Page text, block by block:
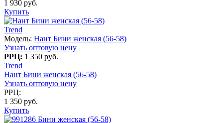
1 930 руб.
Купить
Trend
Модель: Нант Бини женская (56-58)
Узнать оптовую цену
РРЦ: 1 350 руб.
Trend
Нант Бини женская (56-58)
Узнать оптовую цену
РРЦ:
1 350 руб.
Купить